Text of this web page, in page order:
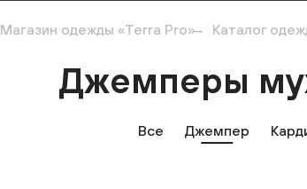
Магазин одежды «Terra Pro» Каталог
Джемперы
Все Джемпер